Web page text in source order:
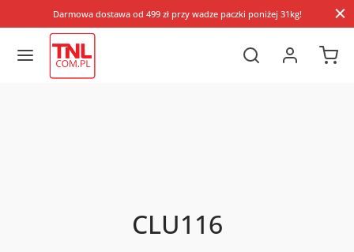
Darmowa dostawa od 499 zł przy wadze paczki poniżej 31kg!
CLU116